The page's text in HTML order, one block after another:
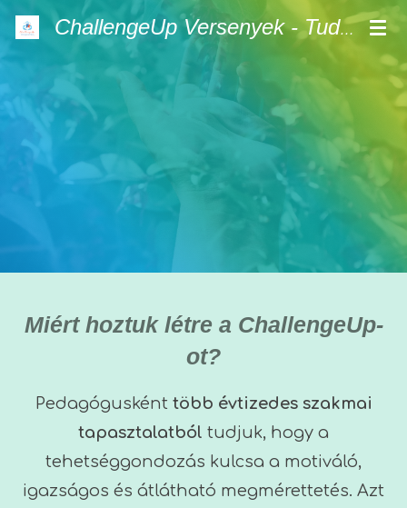
Skip
content
ChallengeUp Versenyek - Tudás. Kaland. Siker.
Miért hoztuk létre a ChallengeUp-
ot?
Pedagógusként több évtizedes szakmai
tapasztalatból tudjuk, hogy a
tehetséggondozás kulcsa a motiváló,
igazságos és átlátható megmérettetés. Azt